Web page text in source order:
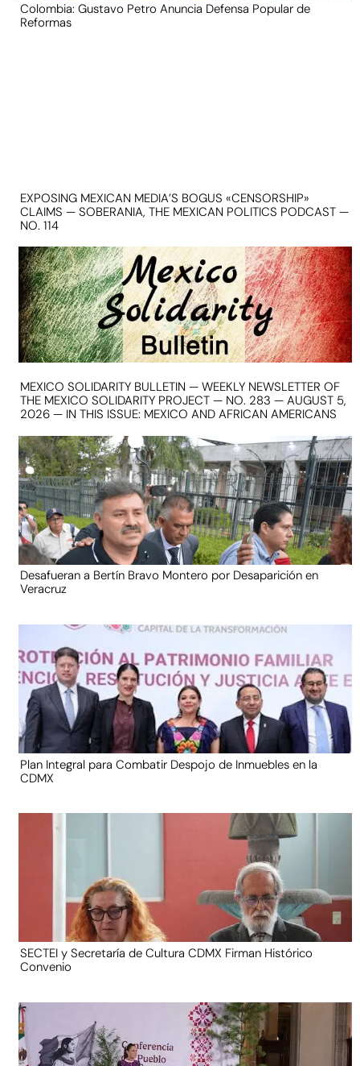
Colombia: Gustavo Petro Anuncia Defensa Popular de
Reformas
EXPOSING MEXICAN MEDIA’S BOGUS «CENSORSHIP»
CLAIMS — SOBERANIA, THE MEXICAN POLITICS PODCAST —
NO. 114
MEXICO SOLIDARITY BULLETIN — WEEKLY NEWSLETTER OF
THE MEXICO SOLIDARITY PROJECT — NO. 283 — AUGUST 5,
2026 — IN THIS ISSUE: MEXICO AND AFRICAN AMERICANS
Desafueran a Bertín Bravo Montero por Desaparición en
Veracruz
Plan Integral para Combatir Despojo de Inmuebles en la
CDMX
SECTEI y Secretaría de Cultura CDMX Firman Histórico
Convenio